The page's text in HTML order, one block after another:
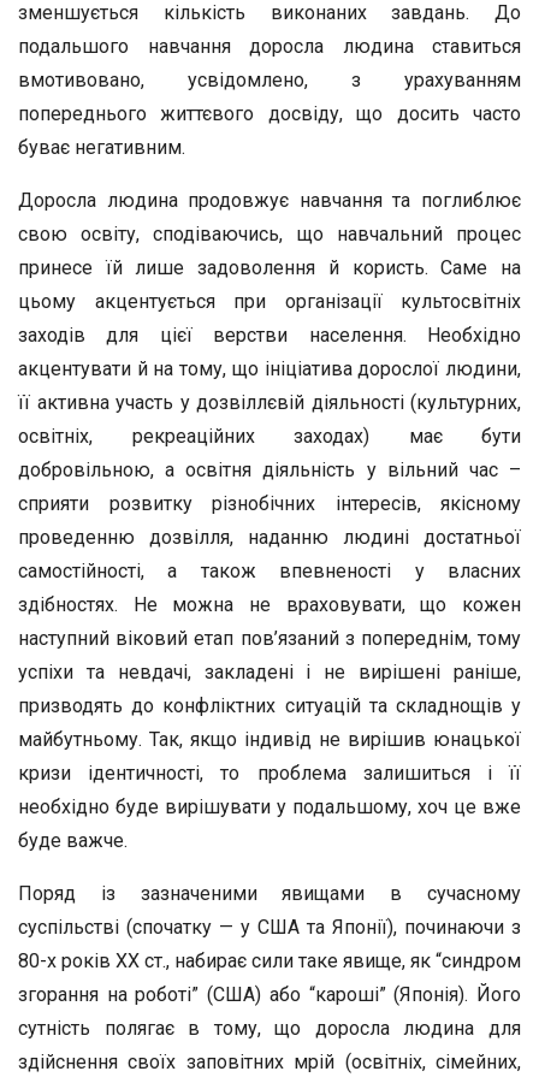
зменшується кількість виконаних завдань. До
подальшого навчання доросла людина ставиться
вмотивовано, усвідомлено, з урахуванням
попереднього життєвого досвіду, що досить часто
буває негативним.
Доросла людина продовжує навчання та поглиблює
свою освіту, сподіваючись, що навчальний процес
принесе їй лише задоволення й користь. Саме на
цьому акцентується при організації культосвітніх
заходів для цієї верстви населення. Необхідно
акцентувати й на тому, що ініціатива дорослої людини,
її активна участь у дозвіллєвій діяльності (культурних,
освітніх, рекреаційних заходах) має бути
добровільною, а освітня діяльність у вільний час –
сприяти розвитку різнобічних інтересів, якісному
проведенню дозвілля, наданню людині достатньої
самостійності, а також впевненості у власних
здібностях. Не можна не враховувати, що кожен
наступний віковий етап пов’язаний з попереднім, тому
успіхи та невдачі, закладені і не вирішені раніше,
призводять до конфліктних ситуацій та складнощів у
майбутньому. Так, якщо індивід не вирішив юнацької
кризи ідентичності, то проблема залишиться і її
необхідно буде вирішувати у подальшому, хоч це вже
буде важче.
Поряд із зазначеними явищами в сучасному
суспільстві (спочатку — у США та Японії), починаючи з
80-х років ХХ ст., набирає сили таке явище, як “синдром
згорання на роботі” (США) або “кароші” (Японія). Його
сутність полягає в тому, що доросла людина для
здійснення своїх заповітних мрій (освітніх, сімейних,